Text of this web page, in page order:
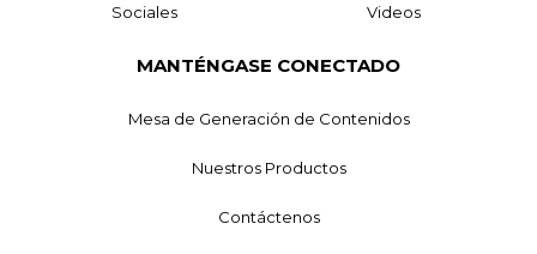
Sociales Videos
MANTÉNGASE CONECTADO
Mesa de Generación de Contenidos
Nuestros Productos
Contáctenos